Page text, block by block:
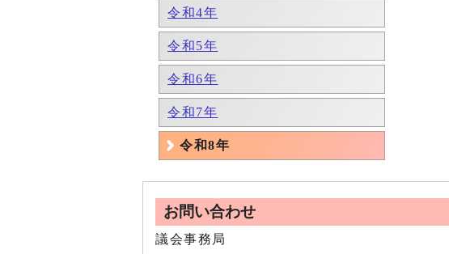
令和4年
令和5年
令和6年
令和7年
令和8年
お問い合わせ
議会事務局